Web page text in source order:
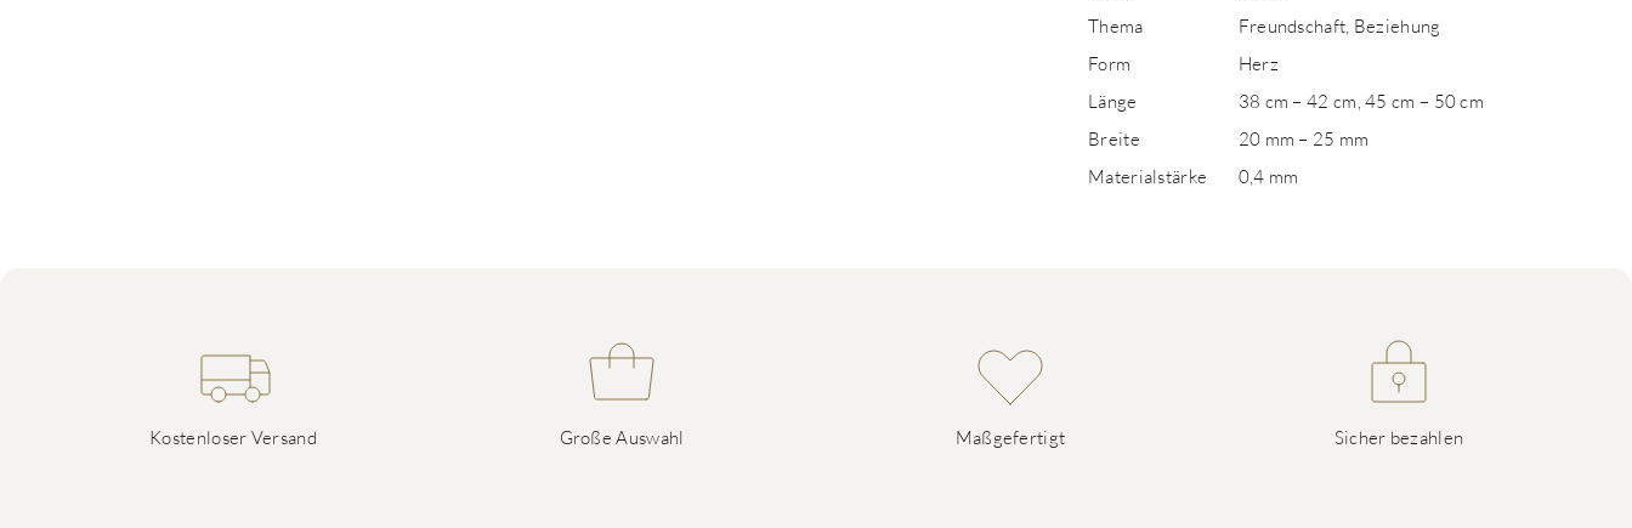
Thema
Freundschaft, Beziehung
Form
Herz
Länge
38 cm – 42 cm, 45 cm – 50 cm
Breite
20 mm – 25 mm
Materialstärke
0,4 mm
Kostenloser Versand Große Auswahl Maßgefertigt Sicher bezahlen